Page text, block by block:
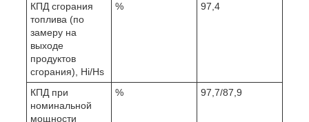
КПД сгорания
топлива (по
замеру на
выходе
продуктов
сгорания), Hi/Hs
% 97,4
КПД при
номинальной
мощности
% 97,7/87,9